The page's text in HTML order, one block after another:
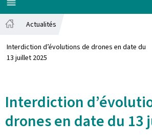
MENU
PRINCIPAL
Actualités
Interdiction d’évolutions de drones en date du
13 juillet 2025
Interdiction
drones en date du 13